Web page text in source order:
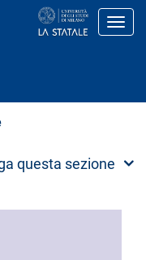
questa sezione